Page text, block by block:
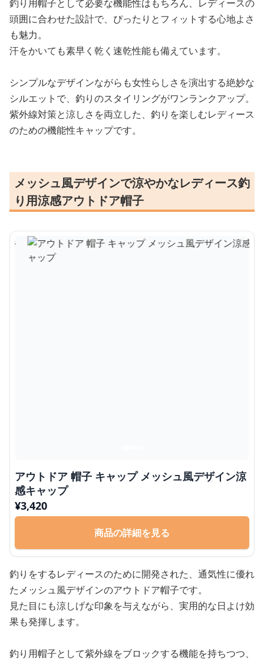
釣り用帽子として必要な機能性はもちろん、レディースの
頭囲に合わせた設計で、ぴったりとフィットする心地よさ
も魅力。
汗をかいても素早く乾く速乾性能も備えています。
シンプルなデザインながらも女性らしさを演出する絶妙な
シルエットで、釣りのスタイリングがワンランクアップ。
紫外線対策と涼しさを両立した、釣りを楽しむレディース
のための機能性キャップです。
メッシュ風デザインで涼やかなレディース釣
り用涼感アウトドア帽子
アウトドア 帽子 キャップ メッシュ風デザイン涼
感キャップ
¥3,420
商品の詳細を見る
釣りをするレディースのために開発された、通気性に優れ
たメッシュ風デザインのアウトドア帽子です。
見た目にも涼しげな印象を与えながら、実用的な日よけ効
果も発揮します。
釣り用帽子として紫外線をブロックする機能を持ちつつ、